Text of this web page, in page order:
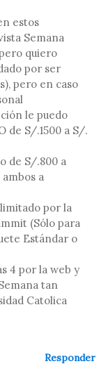
estos
Semana
quiero
por ser
pero en caso
le puedo
de S/.1500 a S/.
de S/.800 a
a
por la
(Sólo para
Estándar o
4 por la web y
tan
Catolica
Responder